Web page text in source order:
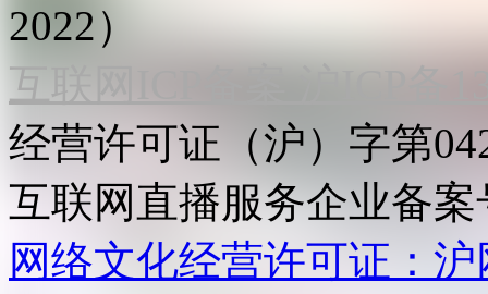
2022）
互联网ICP备案 沪ICP备
经营许可证（沪）字第
互联网直播服务企业备案
网络文化经营许可证：